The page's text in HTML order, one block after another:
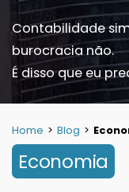
Contabilidade
burocracia não.
É disso que eu
Home > Blog >
Economia